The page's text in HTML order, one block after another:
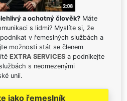
a ochotný člověk? Máte
s lidmi? Myslíte si, že
v řemeslných službách a
možnosti stát se členem
EXTRA SERVICES a podnikejte
s neomezenými
unii.
jako řemeslník